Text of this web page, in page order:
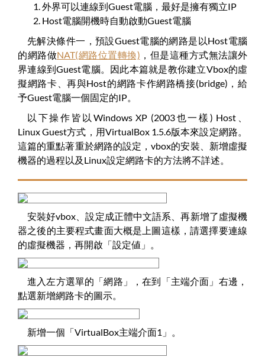
外界可以連線到Guest電腦，最好是擁有獨立IP
Host電腦開機時自動啟動Guest電腦
先解決條件一，預設Guest電腦的網路是以Host電腦
的網路做NAT(網路位置轉換) ，但是這種方式無法讓外
界連線到Guest電腦。因此本篇就是教你建立Vbox的虛
擬網路卡、再與Host的網路卡作網路橋接(bridge)，給
予Guest電腦一個固定的IP。
以下操作皆以Windows XP (2003也一樣) Host、
Linux Guest方式，用VirtualBox 1.5.6版本來設定網路。
這篇的重點著重於網路的設定，vbox的安裝、新增虛擬
機器的過程以及Linux設定網路卡的方法將不詳述。
安裝好vbox、設定成正體中文語系、再新增了虛擬機
器之後的主要程式畫面大概是上圖這樣，請選擇要連線
的虛擬機器，再開啟「設定値」。
進入左方選單的「網路」，在到「主端介面」右邊，
點選新增網路卡的圖示。
新增一個「VirtualBox主端介面1」。